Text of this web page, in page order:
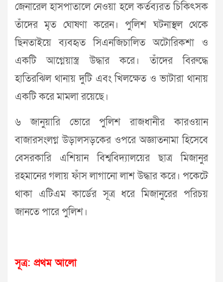
জেনারেল হাসপাতালে নেওয়া হলে কর্তব্যরত চিকিৎসক
তাঁদের মৃত ঘোষণা করেন। পুলিশ ঘটনাস্থল থেকে
ছিনতাইয়ে ব্যবহৃত সিএনজিচালিত অটোরিকশা ও
একটি আগ্নেয়াস্ত্র উদ্ধার করে। তাঁদের বিরুদ্ধে
হাতিরঝিল থানায় দুটি এবং খিলক্ষেত ও ভাটারা থানায়
একটি করে মামলা রয়েছে।
৬ জানুয়ারি ভোরে পুলিশ রাজধানীর কারওয়ান
বাজারসংলগ্ন উড়ালসড়কের ওপরে অজ্ঞাতনামা হিসেবে
বেসরকারি এশিয়ান বিশ্ববিদ্যালয়ের ছাত্র মিজানুর
রহমানের গলায় ফাঁস লাগানো লাশ উদ্ধার করে। পকেটে
থাকা এটিএম কার্ডের সূত্র ধরে মিজানুরের পরিচয়
জানতে পারে পুলিশ।
সূত্র: প্রথম আলো